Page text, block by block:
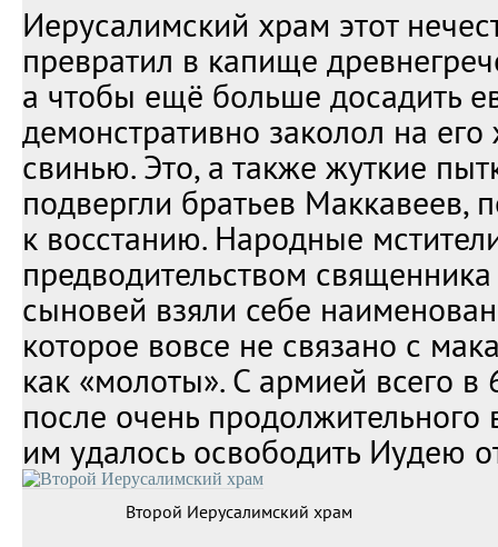
Иерусалимский храм этот
превратил в капище
а чтобы ещё больше досадить
демонстративно заколол на
свинью. Это, а также жуткие
подвергли братьев Маккавеев,
к восстанию. Народные
предводительством
сыновей взяли себе
которое вовсе не связано с
как «молоты». С армией всего в
после очень продолжительного
им удалось освободить Иудею
Второй Иерусалимский храм